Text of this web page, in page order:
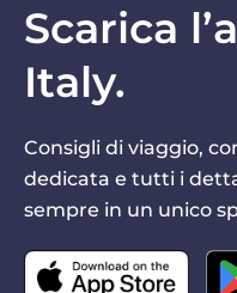
Scarica
Italy.
Consigli di viaggio,
dedicata e tutti i
sempre in un unico